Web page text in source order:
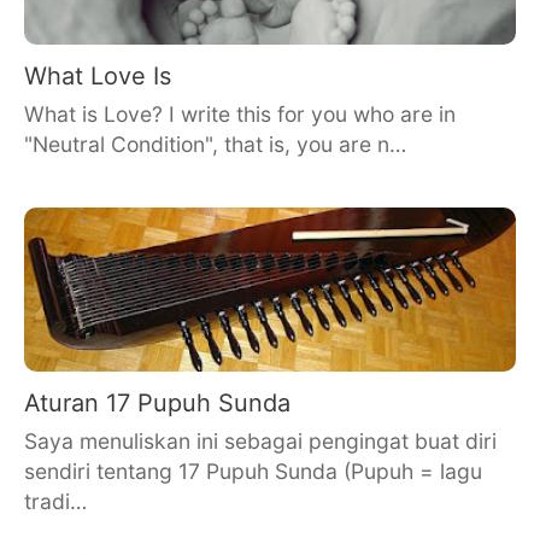
What Love Is
What is Love? I write this for you who are in
"Neutral Condition", that is, you are n…
Aturan 17 Pupuh Sunda
Saya menuliskan ini sebagai pengingat buat diri
sendiri tentang 17 Pupuh Sunda (Pupuh = lagu
tradi…